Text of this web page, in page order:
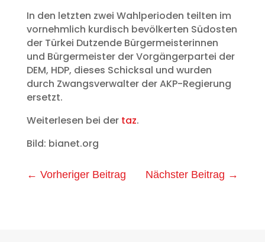
In den letzten zwei Wahlperioden teilten im
vornehmlich kurdisch bevölkerten Südosten
der Türkei Dutzende Bürgermeisterinnen
und Bürgermeister der Vorgängerpartei der
DEM, HDP, dieses Schicksal und wurden
durch Zwangsverwalter der AKP-Regierung
ersetzt.
Weiterlesen bei der taz.
Bild: bianet.org
← Vorheriger Beitrag Nächster Beitrag →